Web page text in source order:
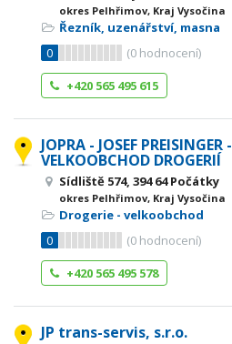
okres Pelhřimov, Kraj Vysočina
Řezník, uzenářství, masna
0
(0 hodnocení)
+420 565 495 615
JOPRA - JOSEF PREISINGER -
VELKOOBCHOD DROGERIÍ
Sídliště 574, 394 64 Počátky
okres Pelhřimov, Kraj Vysočina
Drogerie - velkoobchod
0
(0 hodnocení)
+420 565 495 578
JP trans-servis, s.r.o.